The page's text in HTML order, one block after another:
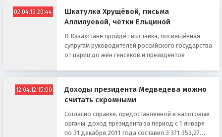
02.04.13 20:44
Шкатулка Хрущёвой, письма
Аллилуевой, чётки Ельциной
В Казахстане пройдёт выставка, посвящённая
супругам руководителей российского государства
от цариц до жён генсеков и президентов
12.04.12 15:00
Доходы президента Медведева можно
считать скромными
Согласно справке, предоставленной в налоговые
органы, доход президента за период с 1 января
по 31 декабря 2011 года составил 3 371 353,27